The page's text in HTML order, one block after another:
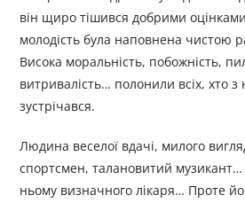
він щиро тішився добрими
молодість була наповнена чистою
Висока моральність, побожність,
витривалість… полонили всіх, хто з
зустрічався.
Людина веселої вдачі, милого
спортсмен, талановитий
ньому визначного лікаря… Проте